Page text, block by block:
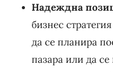
Надеждна
бизнес
да се планира
пазара или да се